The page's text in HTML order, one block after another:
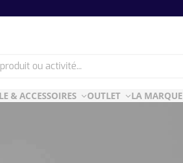
& ACCESSOIRES OUTLET LA MARQUE